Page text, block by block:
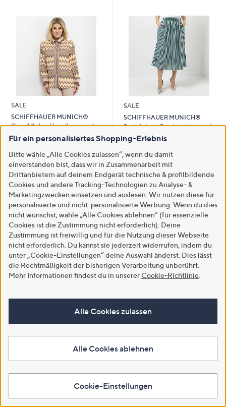
SALE
SCHIFFHAUER MUNICH®
Bluse 1/1-Arm Hemdkragen mit
Strassapplikation
figurumspielend
€ 49,99
In den Warenkorb
SALE
SCHIFFHAUER MUNICH®
Rock A-Linie Rundumdehnbund
mit Stickerei figurumspielend
€ 49,99
In den Warenkorb
Allover Druck figurumspielend
In den Warenkorb
Knopfleiste figurumspielend
€ 49,99
In den Warenkorb
Für ein personalisiertes Shopping-Erlebnis
Bitte wähle „Alle Cookies zulassen“, wenn du damit
einverstanden bist, dass wir in Zusammenarbeit mit
Drittanbietern auf deinem Endgerät technische & profilbildende
Cookies und andere Tracking-Technologien zu Analyse- &
Marketingzwecken einsetzen und auslesen. Wir nutzen diese für
personalisierte und nicht-personalisierte Werbung. Wenn du dies
nicht wünschst, wähle „Alle Cookies ablehnen“ (für essenzielle
Cookies ist die Zustimmung nicht erforderlich). Deine
Zustimmung ist freiwillig und für die Nutzung dieser Webseite
nicht erforderlich. Du kannst sie jederzeit widerrufen, indem du
unter „Cookie-Einstellungen“ deine Auswahl änderst. Dies lässt
die Rechtmäßigkeit der bisherigen Verarbeitung unberührt.
Mehr Informationen findest du in unserer Cookie-Richtlinie
Alle Cookies zulassen
Alle Cookies ablehnen
Cookie-Einstellungen